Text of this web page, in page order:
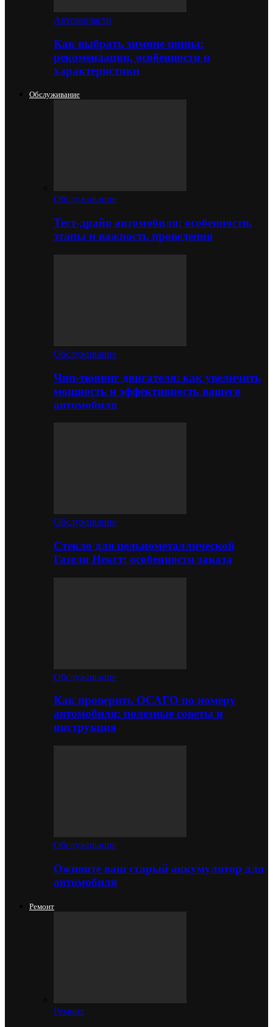
Автозапчасти
Как выбрать зимние шины:
рекомендации, особенности и
характеристики
Обслуживание
Обслуживание
Тест-драйв автомобиля: особенности,
этапы и важность проведения
Обслуживание
Чип-тюнинг двигателя: как увеличить
мощность и эффективность вашего
автомобиля
Обслуживание
Стекло для цельнометаллической
Газели Некст: особенности заказа
Обслуживание
Как проверить ОСАГО по номеру
автомобиля: полезные советы и
инструкция
Обслуживание
Оживите ваш старый аккумулятор для
автомобиля
Ремонт
Ремонт